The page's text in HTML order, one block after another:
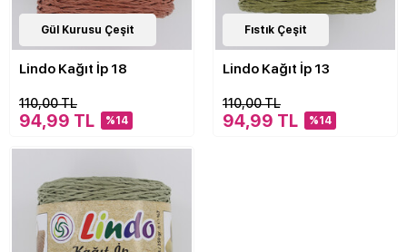
20 Çeşit
Gül Kurusu Çeşit
Lindo Kağıt İp 18
110,00 TL
94,99 TL %14
20Çeşit
Fıstık Çeşit
Lindo Kağıt İp 13
110,00 TL
94,99 TL %14